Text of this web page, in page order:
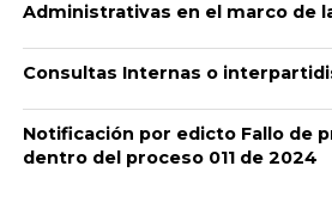
Administrativas en el marco de
Consultas Internas o
Notificación por edicto Fallo de
dentro del proceso 011 de 2024